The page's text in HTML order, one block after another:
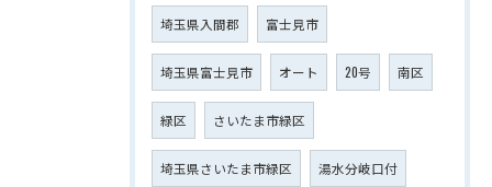
埼玉県入間郡 富士見市
埼玉県富士見市 オート 20号 南区
緑区 さいたま市緑区
埼玉県さいたま市緑区 湯水分岐口付